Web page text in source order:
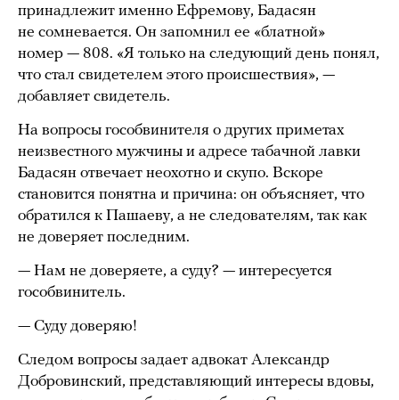
принадлежит именно Ефремову, Бадасян
не сомневается. Он запомнил ее «блатной»
номер — 808. «Я только на следующий день понял,
что стал свидетелем этого происшествия», —
добавляет свидетель.
На вопросы гособвинителя о других приметах
неизвестного мужчины и адресе табачной лавки
Бадасян отвечает неохотно и скупо. Вскоре
становится понятна и причина: он объясняет, что
обратился к Пашаеву, а не следователям, так как
не доверяет последним.
— Нам не доверяете, а суду? — интересуется
гособвинитель.
— Суду доверяю!
Следом вопросы задает адвокат Александр
Добровинский, представляющий интересы вдовы,